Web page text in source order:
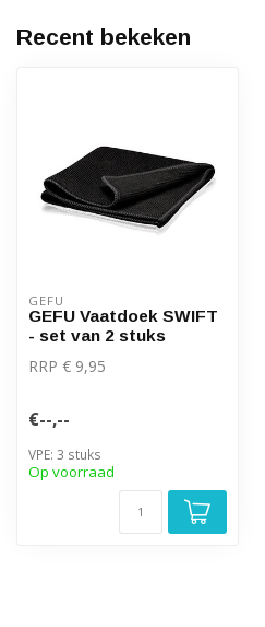
Recent bekeken
GEFU
GEFU Vaatdoek SWIFT
- set van 2 stuks
RRP € 9,95
€--,--
VPE: 3 stuks
Op voorraad